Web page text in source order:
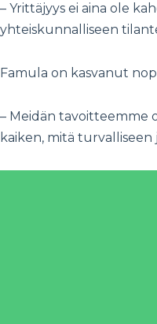
– Yrittäjyys ei aina ole
yhteiskunnalliseen
Famula on kasvanut
– Meidän tavoitteemme
kaiken, mitä